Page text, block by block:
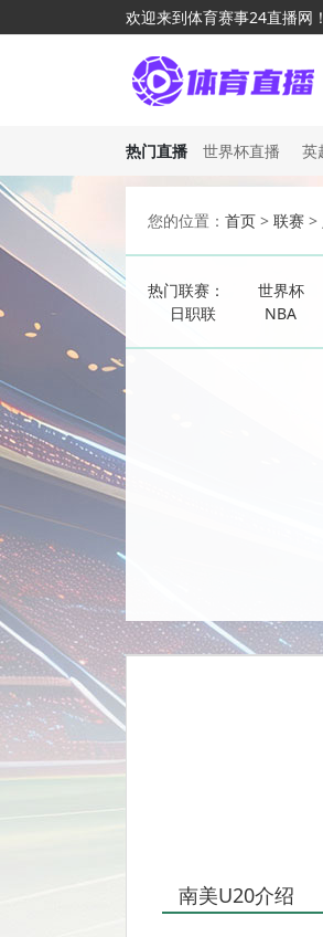
欢迎来到体育赛事24直播网！
热门直播 世界杯直播 英
您的位置： 首页 > 联赛 >
热门联赛： 世界杯
日职联
NBA
南美U20介绍